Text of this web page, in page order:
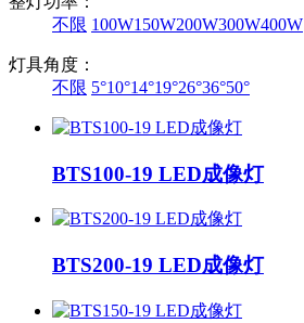
不限 100W150W200W300W400W
灯具角度：
不限 5°10°14°19°26°36°50°
BTS100-19 LED成像灯
BTS200-19 LED成像灯